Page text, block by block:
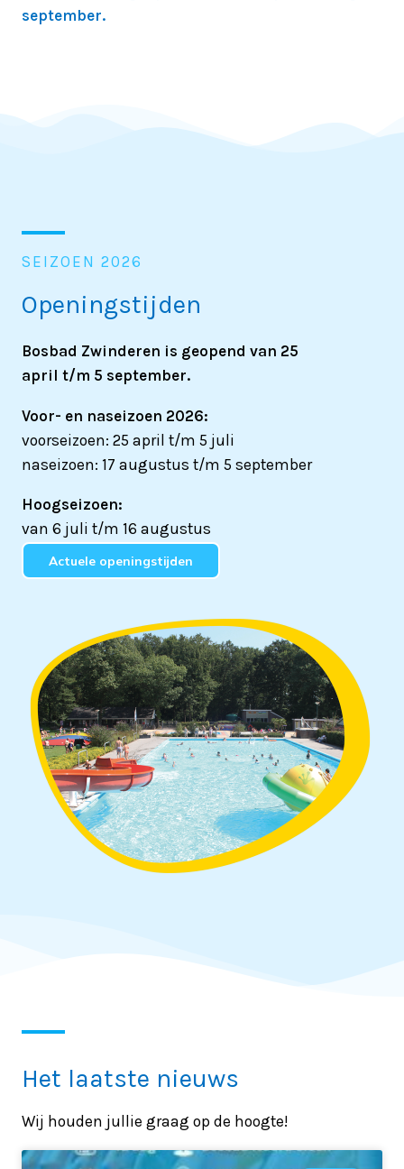
september.
SEIZOEN 2026
Openingstijden
Bosbad Zwinderen is geopend van 25
april t/m 5 september.
Voor- en naseizoen 2026:
voorseizoen: 25 april t/m 5 juli
naseizoen: 17 augustus t/m 5 september
Hoogseizoen:
van 6 juli t/m 16 augustus
Actuele openingstijden
Het laatste nieuws
Wij houden jullie graag op de hoogte!